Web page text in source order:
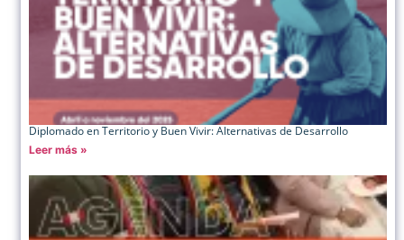
Diplomado en Territorio y Buen Vivir: Alternativas de Desarrollo
Leer más »